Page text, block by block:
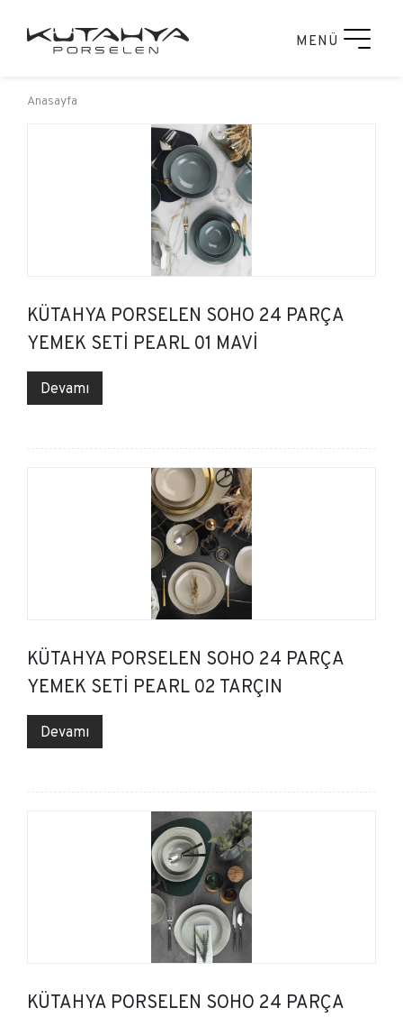
MENÜ
Anasayfa
KÜTAHYA PORSELEN SOHO 24 PARÇA
YEMEK SETİ PEARL 01 MAVİ
Devamı
KÜTAHYA PORSELEN SOHO 24 PARÇA
YEMEK SETİ PEARL 02 TARÇIN
Devamı
KÜTAHYA PORSELEN SOHO 24 PARÇA